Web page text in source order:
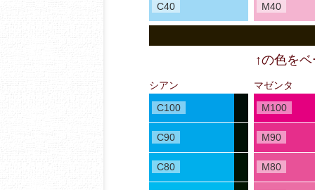
C40 M40
↑の色を
シアン
C100
C90
C80
マゼンタ
M100
M90
M80